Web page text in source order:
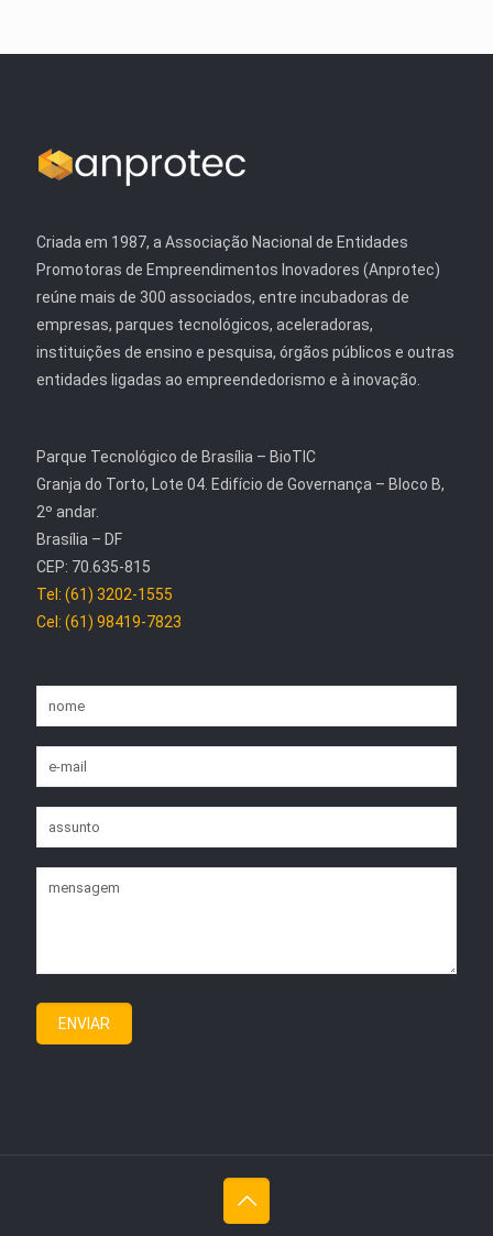
Criada em 1987, a Associação Nacional de Entidades
Promotoras de Empreendimentos Inovadores (Anprotec)
reúne mais de 300 associados, entre incubadoras de
empresas, parques tecnológicos, aceleradoras,
instituições de ensino e pesquisa, órgãos públicos e outras
entidades ligadas ao empreendedorismo e à inovação.
Parque Tecnológico de Brasília – BioTIC
Granja do Torto, Lote 04. Edifício de Governança – Bloco B,
2º andar.
Brasília – DF
CEP: 70.635-815
Tel: (61) 3202-1555
Cel: (61) 98419-7823